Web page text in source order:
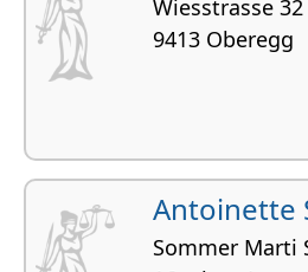
Wiesstrasse 32
9413 Oberegg
Antoinette
Sommer Marti